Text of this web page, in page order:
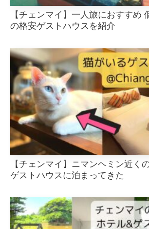
【チェンマイ】一人旅におすすめ
の格安ゲストハウスを紹介
【チェンマイ】ニマンヘミン近く
ゲストハウスに泊まってきた